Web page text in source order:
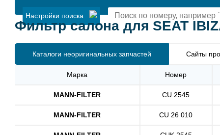
Настройки поиска
Фильтр салона для SEAT
Каталоги неоригинальных запчастей Сайты
Марка Номер
MANN-FILTER CU 2545
MANN-FILTER CU 26 010